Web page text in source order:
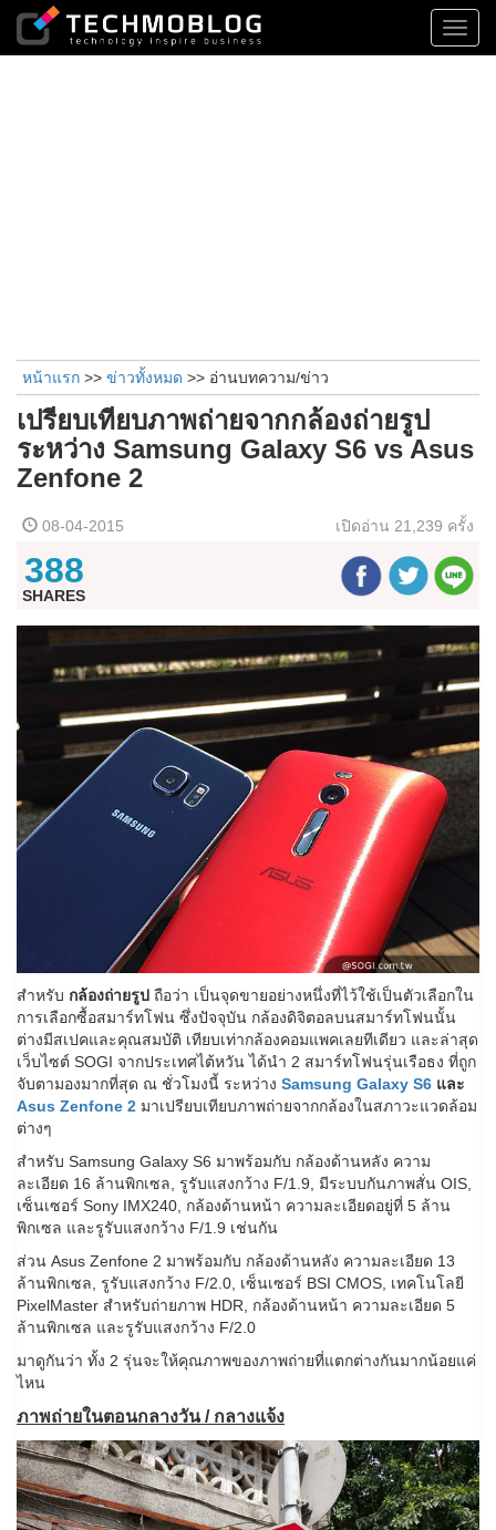
หน้าแรก >> ข่าวทั้งหมด >> อ่านบทความ/ข่าว
เปรียบเทียบภาพถ่ายจากกล้องถ่ายรูป
ระหว่าง Samsung Galaxy S6 vs Asus
Zenfone 2
08-04-2015 เปิดอ่าน 21,239 ครั้ง
388
SHARES
สำหรับ กล้องถ่ายรูป ถือว่า เป็นจุดขายอย่างหนึ่งที่ไว้ใช้เป็นตัวเลือกใน
การเลือกซื้อสมาร์ทโฟน ซึ่งปัจจุบัน กล้องดิจิตอลบนสมาร์ทโฟนนั้น
ต่างมีสเปคและคุณสมบัติ เทียบเท่ากล้องคอมแพคเลยทีเดียว และล่าสุด
เว็บไซต์ SOGI จากประเทศไต้หวัน ได้นำ 2 สมาร์ทโฟนรุ่นเรือธง ที่ถูก
จับตามองมากที่สุด ณ ชั่วโมงนี้ ระหว่าง Samsung Galaxy S6 และ
Asus Zenfone 2 มาเปรียบเทียบภาพถ่ายจากกล้องในสภาวะแวดล้อม
ต่างๆ
สำหรับ Samsung Galaxy S6 มาพร้อมกับ กล้องด้านหลัง ความ
ละเอียด 16 ล้านพิกเซล, รูรับแสงกว้าง F/1.9, มีระบบกันภาพสั่น OIS,
เซ็นเซอร์ Sony IMX240, กล้องด้านหน้า ความละเอียดอยู่ที่ 5 ล้าน
พิกเซล และรูรับแสงกว้าง F/1.9 เช่นกัน
ส่วน Asus Zenfone 2 มาพร้อมกับ กล้องด้านหลัง ความละเอียด 13
ล้านพิกเซล, รูรับแสงกว้าง F/2.0, เซ็นเซอร์ BSI CMOS, เทคโนโลยี
PixelMaster สำหรับถ่ายภาพ HDR, กล้องด้านหน้า ความละเอียด 5
ล้านพิกเซล และรูรับแสงกว้าง F/2.0
มาดูกันว่า ทั้ง 2 รุ่นจะให้คุณภาพของภาพถ่ายที่แตกต่างกันมากน้อยแค่
ไหน
ภาพถ่ายในตอนกลางวัน / กลางแจ้ง